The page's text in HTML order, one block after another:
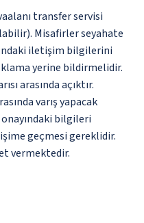
transfer servisi
Misafirler seyahate
iletişim bilgilerini
yerine bildirmelidir.
arasında açıktır.
varış yapacak
bilgileri
geçmesi gereklidir.
vermektedir.